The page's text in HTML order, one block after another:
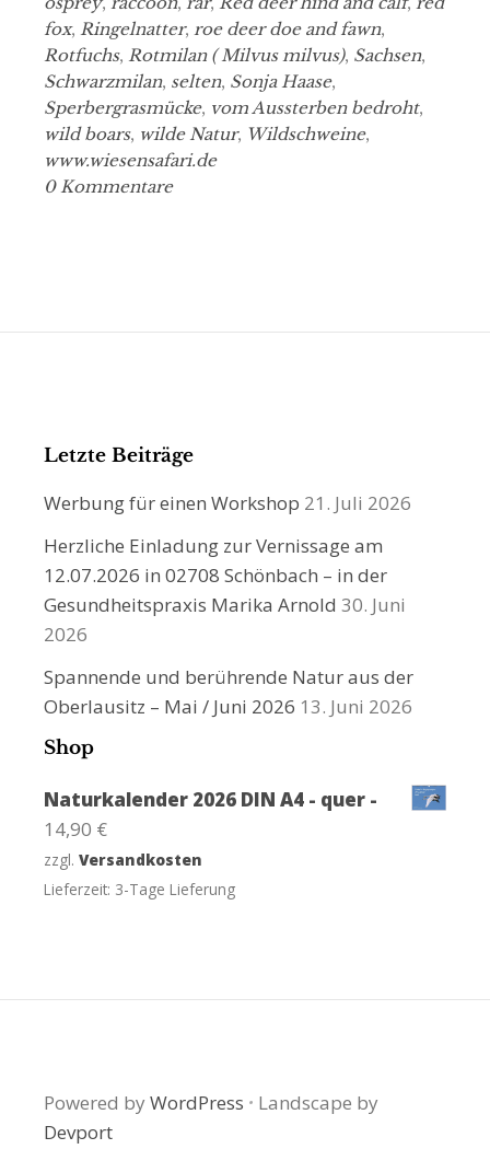
fox, Ringelnatter, roe deer doe and fawn,
Rotfuchs, Rotmilan ( Milvus milvus), Sachsen,
Schwarzmilan, selten, Sonja Haase,
Sperbergrasmücke, vom Aussterben bedroht,
wild boars, wilde Natur, Wildschweine,
www.wiesensafari.de
0 Kommentare
Letzte Beiträge
Werbung für einen Workshop 21. Juli 2026
Herzliche Einladung zur Vernissage am
12.07.2026 in 02708 Schönbach – in der
Gesundheitspraxis Marika Arnold 30. Juni
2026
Spannende und berührende Natur aus der
Oberlausitz – Mai / Juni 2026 13. Juni 2026
Shop
Naturkalender 2026 DIN A4 - quer -
14,90 €
zzgl. Versandkosten
Lieferzeit: 3-Tage Lieferung
Powered by WordPress · Landscape by
Devport